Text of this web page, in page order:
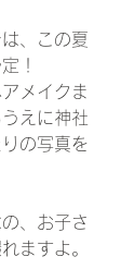
、この夏
！
メイクま
えに神社
の写真を
、お子さ
ますよ。